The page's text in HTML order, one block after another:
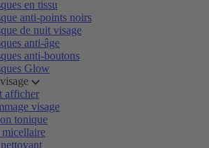
en tissu
anti-points noirs
de nuit visage
anti-âge
anti-boutons
Glow
afficher
visage
tonique
micellaire